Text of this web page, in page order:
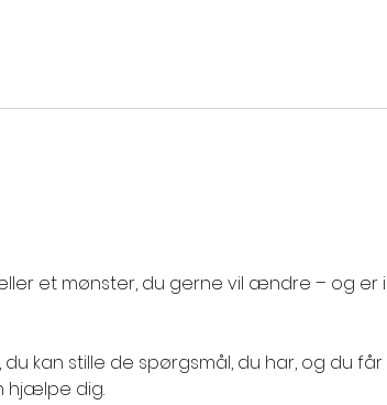
et mønster, du gerne vil ændre – og er i
kan stille de spørgsmål, du har, og du får
hjælpe dig.